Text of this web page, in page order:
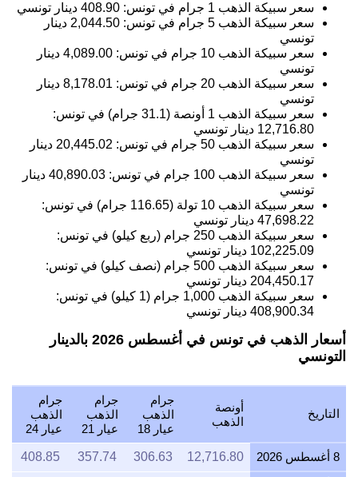
سعر سبيكة الذهب 1 جرام في تونس: 408.90 دينار تونسي
سعر سبيكة الذهب 5 جرام في تونس:
2,044.50 دينار
تونسي
سعر سبيكة الذهب 10 جرام في تونس:
4,089.00 دينار
تونسي
سعر سبيكة الذهب 20 جرام في تونس:
8,178.01 دينار
تونسي
سعر سبيكة الذهب 1 أونصة (31.1 جرام) في تونس:
12,716.80 دينار تونسي
سعر سبيكة الذهب 50 جرام في تونس:
20,445.02 دينار
تونسي
سعر سبيكة الذهب 100 جرام في تونس:
40,890.03 دينار
تونسي
سعر سبيكة الذهب 10 تولة (116.65 جرام) في تونس:
47,698.22 دينار تونسي
سعر سبيكة الذهب 250 جرام (ربع كيلو) في تونس:
102,225.09 دينار تونسي
سعر سبيكة الذهب 500 جرام (نصف كيلو) في تونس:
204,450.17 دينار تونسي
سعر سبيكة الذهب 1,000 جرام (1 كيلو) في تونس:
408,900.34 دينار تونسي
أسعار الذهب في تونس في أغسطس 2026 بالدينار
التونسي
التاريخ
أونصة
الذهب
جرام
الذهب
عيار 18
جرام
الذهب
عيار 21
جرام
الذهب
عيار 24
8 أغسطس 2026 12,716.80
306.63
357.74
408.85